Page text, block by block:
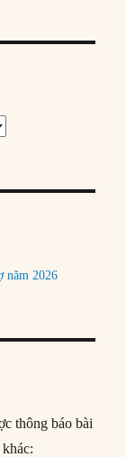
năm 2026
thông báo bài